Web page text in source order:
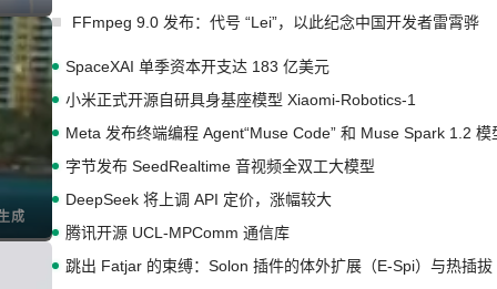
成
FFmpeg 9.0 发布：代号 “Lei”，以此纪念中国开发者雷霄骅
SpaceXAI 单季资本开支达 183 亿美元
小米正式开源自研具身基座模型 Xiaomi-Robotics-1
Meta 发布终端编程 Agent“Muse Code” 和 Muse Spark 1.2 模
字节发布 SeedRealtime 音视频全双工大模型
DeepSeek 将上调 API 定价，涨幅较大
腾讯开源 UCL-MPComm 通信库
跳出 Fatjar 的束缚：Solon 插件的体外扩展（E-Spi）与热插拔